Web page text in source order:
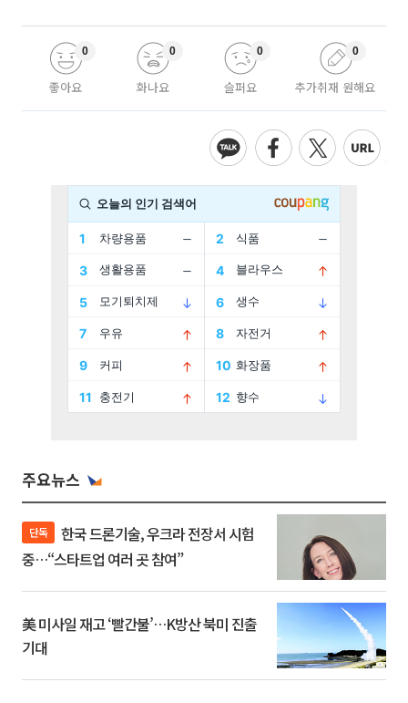
좋아요
0
화나요
0
슬퍼요
0
추가취재 원해요
0
주요뉴스
단독
중…“스타트업 여러 곳 참여”
美 미사일 재고 ‘빨간불’…K방산 북미 진출
기대